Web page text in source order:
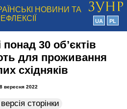
НОВИНИ ТА
UA PL
30 об’єктів
для проживання
східняків
вересня 2022
сторінки